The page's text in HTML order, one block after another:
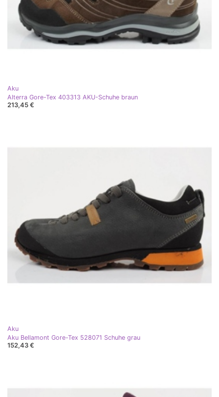
Aku
Alterra Gore-Tex 403313 AKU-Schuhe braun
213,45 €
Aku
Aku Bellamont Gore-Tex 528071 Schuhe grau
152,43 €